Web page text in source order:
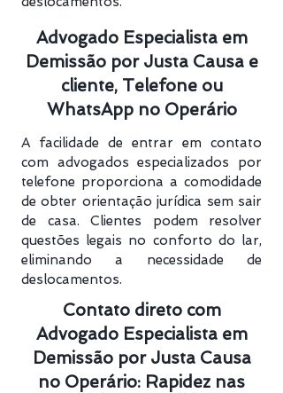
Advogado Especialista em
Demissão por Justa Causa e
cliente, Telefone ou
WhatsApp no Operário
A facilidade de entrar em contato
com advogados especializados por
telefone proporciona a comodidade
de obter orientação jurídica sem sair
de casa. Clientes podem resolver
questões legais no conforto do lar,
eliminando a necessidade de
deslocamentos.
Contato direto com
Advogado Especialista em
Demissão por Justa Causa
no Operário: Rapidez nas